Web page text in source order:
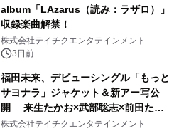
album「LAzarus（読み：ラザロ）」
収録楽曲解禁！
株式会社テイチクエンタテインメント
3日前
福田未来、デビューシングル「もっと
サヨナラ」ジャケット＆新アー写公
開 来生たかお×武部聡志×前田たか
ひろの豪華タッグ
株式会社テイチクエンタテインメント